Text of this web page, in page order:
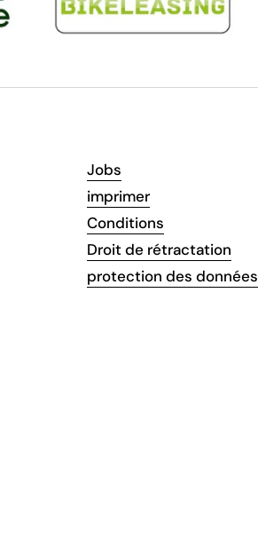
Jobs
imprimer
Conditions
Droit de rétractation
protection des données